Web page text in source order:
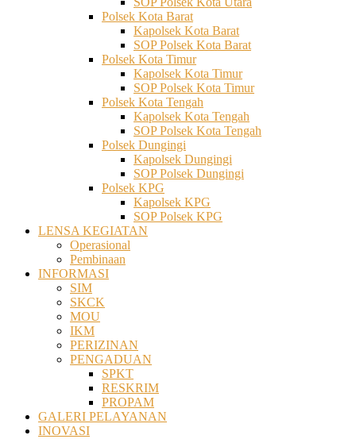
Polsek Kota Barat
Kapolsek Kota Barat
SOP Polsek Kota Barat
Polsek Kota Timur
Kapolsek Kota Timur
SOP Polsek Kota Timur
Polsek Kota Tengah
Kapolsek Kota Tengah
SOP Polsek Kota Tengah
Polsek Dungingi
Kapolsek Dungingi
SOP Polsek Dungingi
Polsek KPG
Kapolsek KPG
SOP Polsek KPG
LENSA KEGIATAN
Operasional
Pembinaan
INFORMASI
SIM
SKCK
MOU
IKM
PERIZINAN
PENGADUAN
SPKT
RESKRIM
PROPAM
GALERI PELAYANAN
INOVASI